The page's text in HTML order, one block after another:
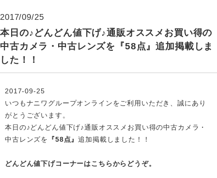
2017/09/25
本日の♪どんどん値下げ♪通販オススメお買い得の
中古カメラ・中古レンズを『58点』追加掲載しま
した！！
2017-09-25
いつもナニワグループオンラインをご利用いただき、誠にあり
がとうございます。
本日の♪どんどん値下げ♪通販オススメお買い得の中古カメラ・
中古レンズを
『58点』追加掲載 しました！！
どんどん値下げコーナーはこちらからどうぞ。